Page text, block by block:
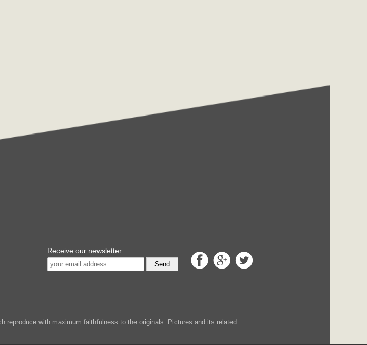
Receive our newsletter
Send
reproduce with maximum faithfulness to the originals. Pictures and its related